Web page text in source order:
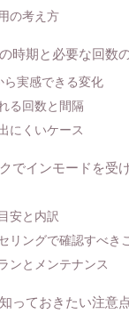
の考え方
時期と必要な回数
ら実感できる変化
る回数と間隔
にくいケース
でインモードを受
安と内訳
リングで確認すべき
ンとメンテナンス
っておきたい注意